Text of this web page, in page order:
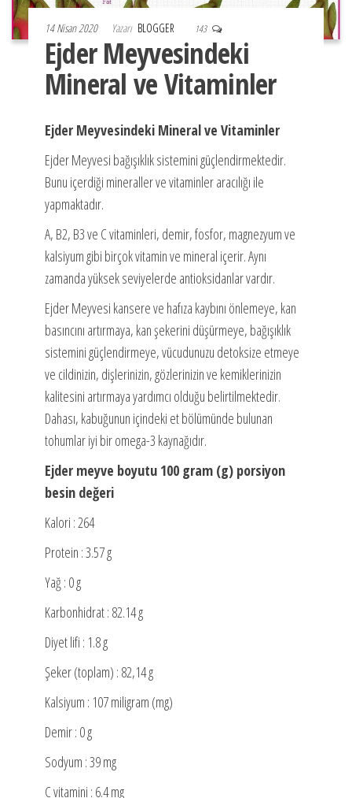
14 Nisan 2020 Yazarı BLOGGER 143
Ejder Meyvesindeki
Mineral ve Vitaminler
Ejder Meyvesindeki Mineral ve Vitaminler
Ejder Meyvesi bağışıklık sistemini güçlendirmektedir.
Bunu içerdiği mineraller ve vitaminler aracılığı ile
yapmaktadır.
A, B2, B3 ve C vitaminleri, demir, fosfor, magnezyum ve
kalsiyum gibi birçok vitamin ve mineral içerir. Aynı
zamanda yüksek seviyelerde antioksidanlar vardır.
Ejder Meyvesi kansere ve hafıza kaybını önlemeye, kan
basıncını artırmaya, kan şekerini düşürmeye, bağışıklık
sistemini güçlendirmeye, vücudunuzu detoksize etmeye
ve cildinizin, dişlerinizin, gözlerinizin ve kemiklerinizin
kalitesini artırmaya yardımcı olduğu belirtilmektedir.
Dahası, kabuğunun içindeki et bölümünde bulunan
tohumlar iyi bir omega-3 kaynağıdır.
Ejder meyve boyutu 100 gram (g) porsiyon
besin değeri
Kalori : 264
Protein : 3.57 g
Yağ : 0 g
Karbonhidrat : 82.14 g
Diyet lifi : 1.8 g
Şeker (toplam) : 82,14 g
Kalsiyum : 107 miligram (mg)
Demir : 0 g
Sodyum : 39 mg
C vitamini : 6.4 mg